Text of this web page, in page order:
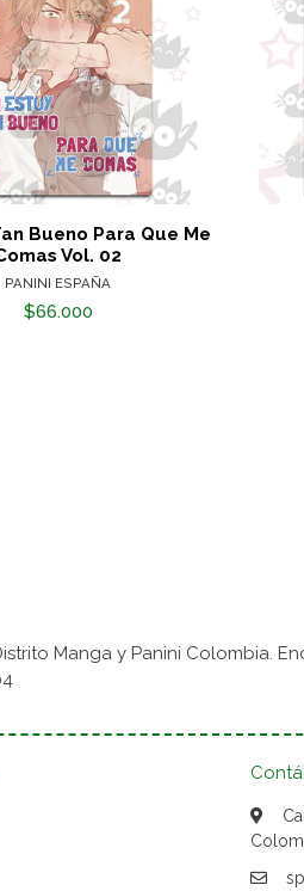
Bueno Para Que Me
Vol. 02
PANINI ESPAÑA
$66.000
Manga y Panini Colombia.